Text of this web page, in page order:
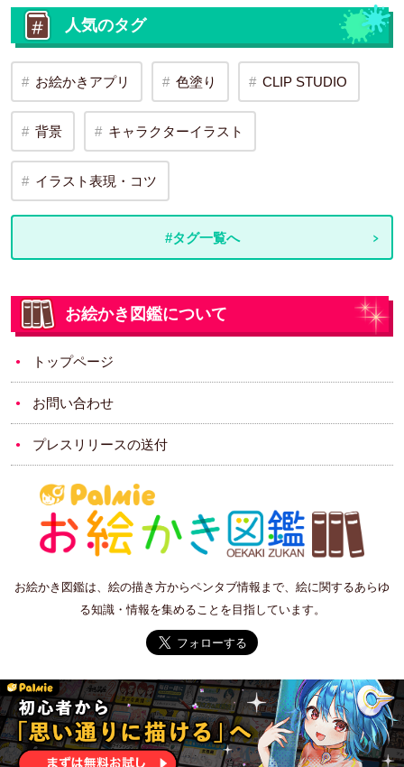
人気のタグ
お絵かきアプリ 色塗り CLIP STUDIO
背景 キャラクターイラスト
イラスト表現・コツ
#タグ一覧へ
お絵かき図鑑について
トップページ
お問い合わせ
プレスリリースの送付
お絵かき図鑑は、絵の描き方からペンタブ情報まで、絵に関するあらゆ
る知識・情報を集めることを目指しています。